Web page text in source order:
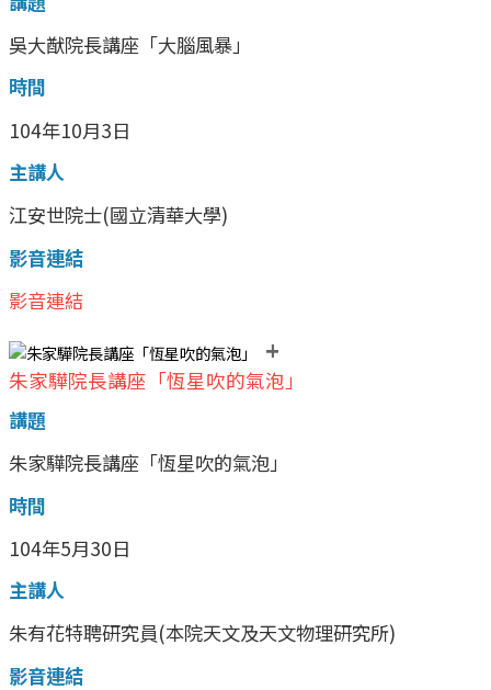
吳大猷院長講座「大腦風暴」
時間
104年10月3日
主講人
江安世院士(國立清華大學)
影音連結
影音連結
+
朱家驊院長講座「恆星吹的氣泡」
講題
朱家驊院長講座「恆星吹的氣泡」
時間
104年5月30日
主講人
朱有花特聘研究員(本院天文及天文物理研究所)
影音連結